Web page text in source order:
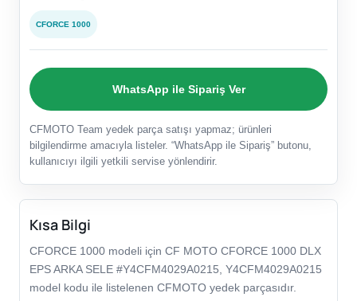
CFORCE 1000
WhatsApp ile Sipariş Ver
CFMOTO Team yedek parça satışı yapmaz; ürünleri
bilgilendirme amacıyla listeler. “WhatsApp ile Sipariş” butonu,
kullanıcıyı ilgili yetkili servise yönlendirir.
Kısa Bilgi
CFORCE 1000 modeli için CF MOTO CFORCE 1000 DLX
EPS ARKA SELE #Y4CFM4029A0215, Y4CFM4029A0215
model kodu ile listelenen CFMOTO yedek parçasıdır.